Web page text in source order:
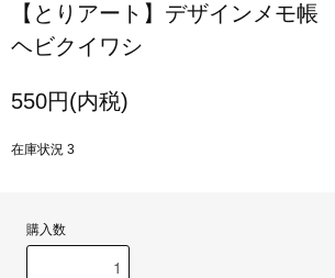
【とりアート】デザインメモ帳
ヘビクイワシ
550円(内税)
在庫状況 3
購入数